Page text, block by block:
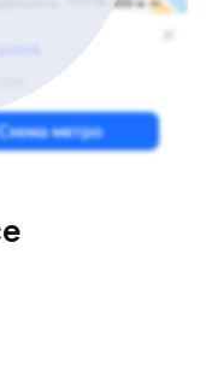
за счет введения
на услуги
“ Человек
но не может